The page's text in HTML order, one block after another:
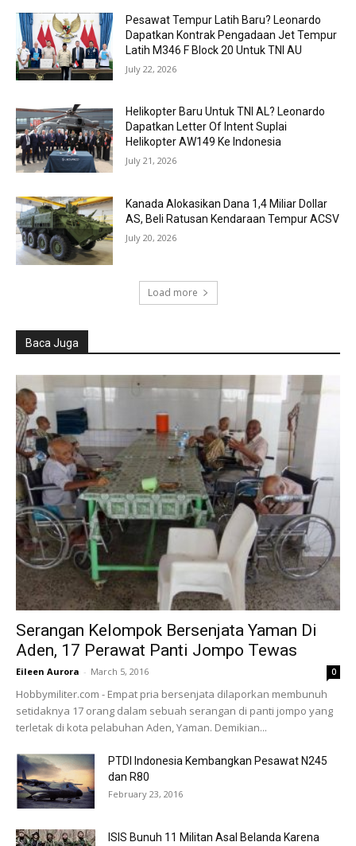
Pesawat Tempur Latih Baru? Leonardo
Dapatkan Kontrak Pengadaan Jet Tempur
Latih M346 F Block 20 Untuk TNI AU
July 22, 2026
Helikopter Baru Untuk TNI AL? Leonardo
Dapatkan Letter Of Intent Suplai
Helikopter AW149 Ke Indonesia
July 21, 2026
Kanada Alokasikan Dana 1,4 Miliar Dollar
AS, Beli Ratusan Kendaraan Tempur ACSV
July 20, 2026
Load more
Baca Juga
Serangan Kelompok Bersenjata Yaman Di
Aden, 17 Perawat Panti Jompo Tewas
Eileen Aurora - March 5, 2016 0
Hobbymiliter.com - Empat pria bersenjata dilaporkan membunuh
setidaknya 17 orang dalam sebuah serangan di panti jompo yang
terletak di kota pelabuhan Aden, Yaman. Demikian...
PTDI Indonesia Kembangkan Pesawat N245
dan R80
February 23, 2016
ISIS Bunuh 11 Militan Asal Belanda Karena